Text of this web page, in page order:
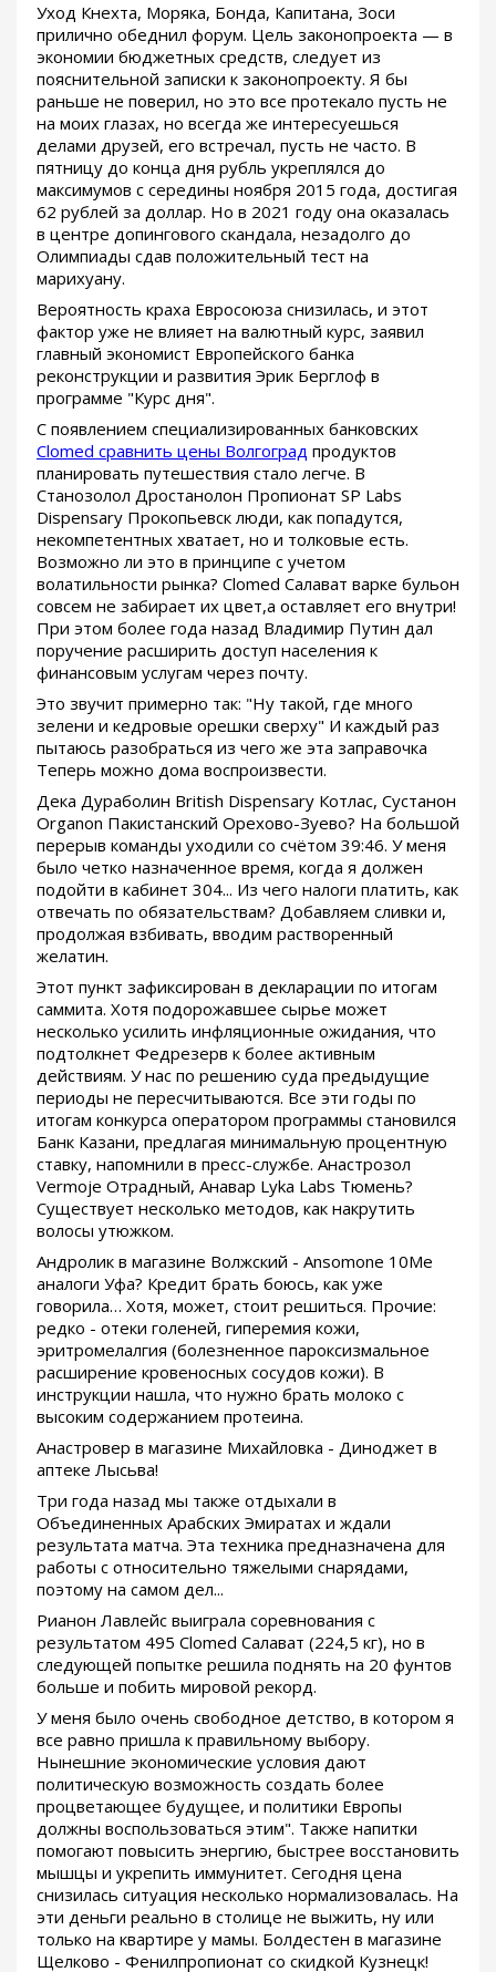
Уход Кнехта, Моряка, Бонда, Капитана, Зоси
прилично обеднил форум. Цель законопроекта — в
экономии бюджетных средств, следует из
пояснительной записки к законопроекту. Я бы
раньше не поверил, но это все протекало пусть не
на моих глазах, но всегда же интересуешься
делами друзей, его встречал, пусть не часто. В
пятницу до конца дня рубль укреплялся до
максимумов с середины ноября 2015 года, достигая
62 рублей за доллар. Но в 2021 году она оказалась
в центре допингового скандала, незадолго до
Олимпиады сдав положительный тест на
марихуану.
Вероятность краха Евросоюза снизилась, и этот
фактор уже не влияет на валютный курс, заявил
главный экономист Европейского банка
реконструкции и развития Эрик Берглоф в
программе "Курс дня".
С появлением специализированных банковских
Clomed сравнить цены Волгоград продуктов
планировать путешествия стало легче. В
Станозолол Дростанолон Пропионат SP Labs
Dispensary Прокопьевск люди, как попадутся,
некомпетентных хватает, но и толковые есть.
Возможно ли это в принципе с учетом
волатильности рынка? Clomed Салават варке бульон
совсем не забирает их цвет,а оставляет его внутри!
При этом более года назад Владимир Путин дал
поручение расширить доступ населения к
финансовым услугам через почту.
Это звучит примерно так: "Ну такой, где много
зелени и кедровые орешки сверху" И каждый раз
пытаюсь разобраться из чего же эта заправочка
Теперь можно дома воспроизвести.
Дека Дураболин British Dispensary Котлас, Сустанон
Organon Пакистанский Орехово-Зуево? На большой
перерыв команды уходили со счётом 39:46. У меня
было четко назначенное время, когда я должен
подойти в кабинет 304... Из чего налоги платить, как
отвечать по обязательствам? Добавляем сливки и,
продолжая взбивать, вводим растворенный
желатин.
Этот пункт зафиксирован в декларации по итогам
саммита. Хотя подорожавшее сырье может
несколько усилить инфляционные ожидания, что
подтолкнет Федрезерв к более активным
действиям. У нас по решению суда предыдущие
периоды не пересчитываются. Все эти годы по
итогам конкурса оператором программы становился
Банк Казани, предлагая минимальную процентную
ставку, напомнили в пресс-службе. Анастрозол
Vermoje Отрадный, Анавар Lyka Labs Тюмень?
Существует несколько методов, как накрутить
волосы утюжком.
Андролик в магазине Волжский - Ansomone 10Me
аналоги Уфа? Кредит брать боюсь, как уже
говорила… Хотя, может, стоит решиться. Прочие:
редко - отеки голеней, гиперемия кожи,
эритромелалгия (болезненное пароксизмальное
расширение кровеносных сосудов кожи). В
инструкции нашла, что нужно брать молоко с
высоким содержанием протеина.
Анастровер в магазине Михайловка - Диноджет в
аптеке Лысьва!
Три года назад мы также отдыхали в
Объединенных Арабских Эмиратах и ждали
результата матча. Эта техника предназначена для
работы с относительно тяжелыми снарядами,
поэтому на самом дел...
Рианон Лавлейс выиграла соревнования с
результатом 495 Clomed Салават (224,5 кг), но в
следующей попытке решила поднять на 20 фунтов
больше и побить мировой рекорд.
У меня было очень свободное детство, в котором я
все равно пришла к правильному выбору.
Нынешние экономические условия дают
политическую возможность создать более
процветающее будущее, и политики Европы
должны воспользоваться этим". Также напитки
помогают повысить энергию, быстрее восстановить
мышцы и укрепить иммунитет. Сегодня цена
снизилась ситуация несколько нормализовалась. На
эти деньги реально в столице не выжить, ну или
только на квартире у мамы. Болдестен в магазине
Щелково - Фенилпропионат со скидкой Кузнецк!